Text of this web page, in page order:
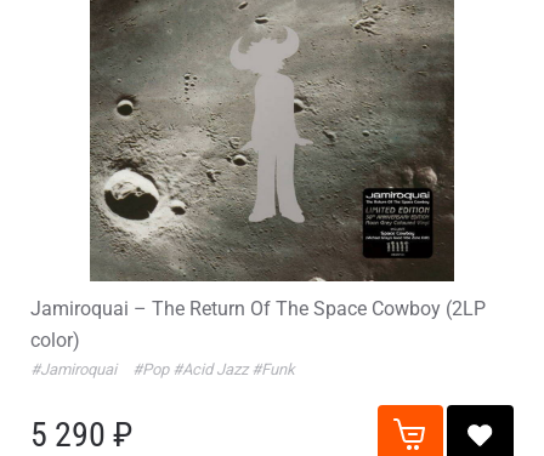
Jamiroquai – The Return Of The Space Cowboy (2LP
color)
#Jamiroquai #Pop #Acid Jazz #Funk
5 290 ₽